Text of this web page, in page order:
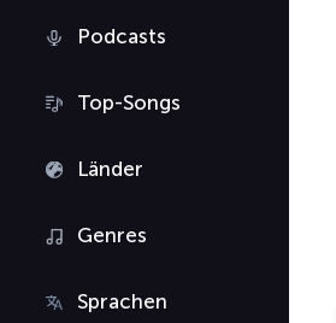
Podcasts
Top-Songs
Länder
Genres
Sprachen